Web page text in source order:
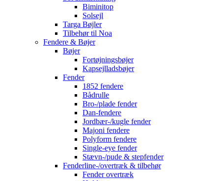
Biminitop
Solsejl
Targa Bøjler
Tilbehør til Noa
Fendere & Bøjer
Bøjer
Fortøjningsbøjer
Kapsejlladsbøjer
Fender
1852 fendere
Bådrulle
Bro-/plade fender
Dan-fendere
Jordbær-/kugle fender
Majoni fendere
Polyform fendere
Single-eye fender
Stævn-/pude & stepfender
Fenderline-/overtræk & tilbehør
Fender overtræk